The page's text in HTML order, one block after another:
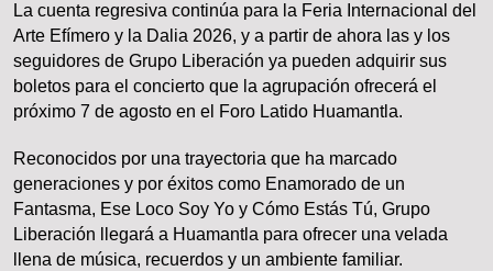
La cuenta regresiva continúa para la Feria Internacional del
Arte Efímero y la Dalia 2026, y a partir de ahora las y los
seguidores de Grupo Liberación ya pueden adquirir sus
boletos para el concierto que la agrupación ofrecerá el
próximo 7 de agosto en el Foro Latido Huamantla.
Reconocidos por una trayectoria que ha marcado
generaciones y por éxitos como Enamorado de un
Fantasma, Ese Loco Soy Yo y Cómo Estás Tú, Grupo
Liberación llegará a Huamantla para ofrecer una velada
llena de música, recuerdos y un ambiente familiar.